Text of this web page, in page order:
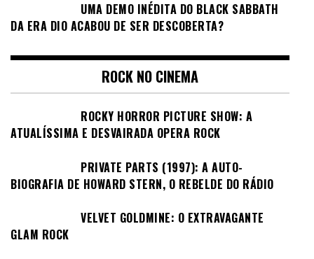
UMA DEMO INÉDITA DO BLACK SABBATH
DA ERA DIO ACABOU DE SER DESCOBERTA?
ROCK NO CINEMA
ROCKY HORROR PICTURE SHOW: A
ATUALÍSSIMA E DESVAIRADA OPERA ROCK
PRIVATE PARTS (1997): A AUTO-
BIOGRAFIA DE HOWARD STERN, O REBELDE DO RÁDIO
VELVET GOLDMINE: O EXTRAVAGANTE
GLAM ROCK